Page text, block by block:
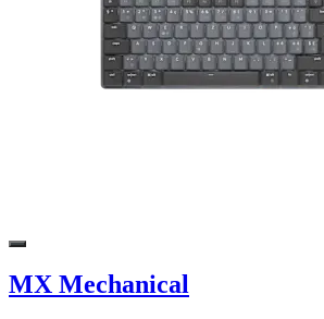
MX Mechanical